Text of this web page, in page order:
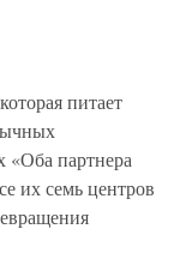
питает
партнера
их семь центров